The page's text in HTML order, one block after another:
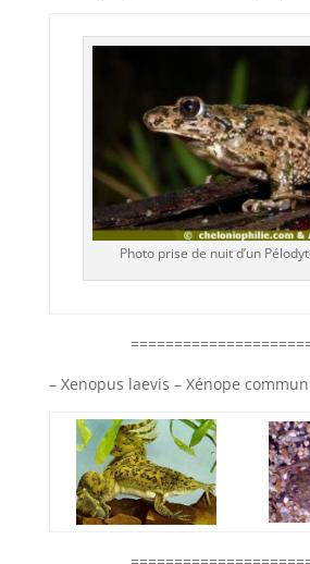
Photo prise de nuit d’un
– Xenopus laevis – Xénope commun